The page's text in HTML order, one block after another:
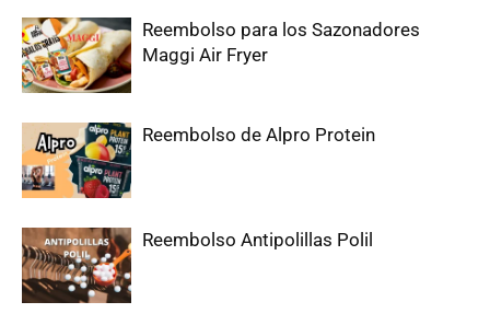
Reembolso para los Sazonadores
Maggi Air Fryer
Reembolso de Alpro Protein
Reembolso Antipolillas Polil